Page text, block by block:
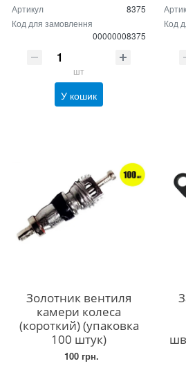
Артикул
8375
Код для замовлення
00000008375
шт
У кошик
Код
Золотник вентиля
камери колеса
(короткий) (упаковка
100 штук)
100 грн.